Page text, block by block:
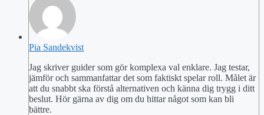
Pia Sandekvist
Jag skriver guider som gör komplexa val enklare. Jag testar,
jämför och sammanfattar det som faktiskt spelar roll. Målet är
att du snabbt ska förstå alternativen och känna dig trygg i ditt
beslut. Hör gärna av dig om du hittar något som kan bli
bättre.